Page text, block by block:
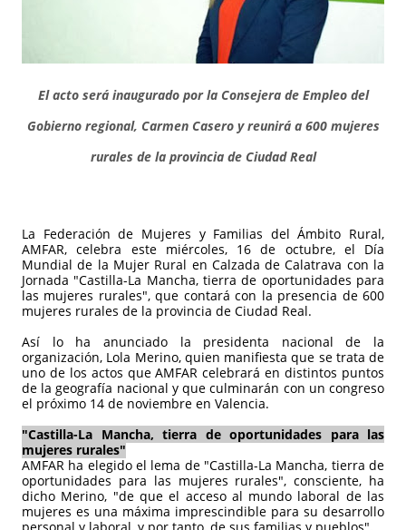
El acto será inaugurado por la Consejera de Empleo del
Gobierno regional, Carmen Casero y reunirá a 600 mujeres
rurales de la provincia de Ciudad Real
La Federación de Mujeres y Familias del Ámbito Rural,
AMFAR, celebra este miércoles, 16 de octubre, el Día
Mundial de la Mujer Rural en Calzada de Calatrava con la
Jornada "Castilla-La Mancha, tierra de oportunidades para
las mujeres rurales", que contará con la presencia de 600
mujeres rurales de la provincia de Ciudad Real.
Así lo ha anunciado la presidenta nacional de la
organización, Lola Merino, quien manifiesta que se trata de
uno de los actos que AMFAR celebrará en distintos puntos
de la geografía nacional y que culminarán con un congreso
el próximo 14 de noviembre en Valencia.
"Castilla-La Mancha, tierra de oportunidades para las
mujeres rurales"
AMFAR ha elegido el lema de "Castilla-La Mancha, tierra de
oportunidades para las mujeres rurales", consciente, ha
dicho Merino, "de que el acceso al mundo laboral de las
mujeres es una máxima imprescindible para su desarrollo